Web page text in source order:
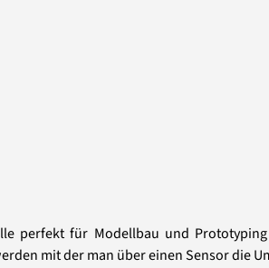
perfekt für Modellbau und
mit der man über einen Sensor die